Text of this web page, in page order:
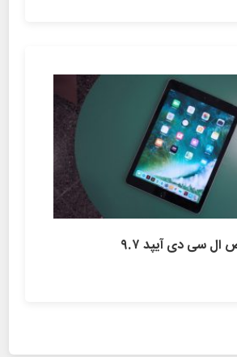
ال سی دی آیپد ۹.۷